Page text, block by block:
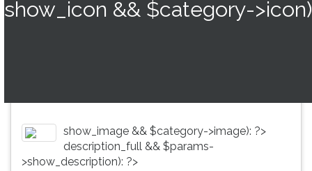
biografias,
Acessibilidade
pular
depois
show_icon && $category-
show_image && $category->image): ?>
description_full && $params-
>show_description): ?>